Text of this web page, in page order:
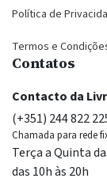
Política de
Termos e
Contatos
Contacto da
(+351) 244 822
Chamada para rede
Terça a Quinta
das 10h às 20h